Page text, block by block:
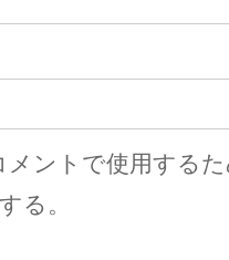
メントで使用する
る。